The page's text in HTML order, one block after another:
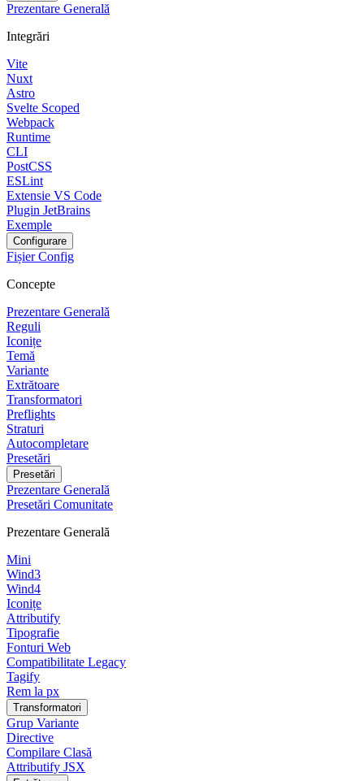
Prezentare Generală
Integrări
Vite
Nuxt
Astro
Svelte Scoped
Webpack
Runtime
CLI
PostCSS
ESLint
Extensie VS Code
Plugin JetBrains
Exemple
Configurare
Fișier Config
Concepte
Prezentare Generală
Reguli
Iconițe
Temă
Variante
Extrătoare
Transformatori
Preflights
Straturi
Autocompletare
Presetări
Presetări
Prezentare Generală
Presetări Comunitate
Prezentare Generală
Mini
Wind3
Wind4
Iconițe
Attributify
Tipografie
Fonturi Web
Compatibilitate Legacy
Tagify
Rem la px
Transformatori
Grup Variante
Directive
Compilare Clasă
Attributify JSX